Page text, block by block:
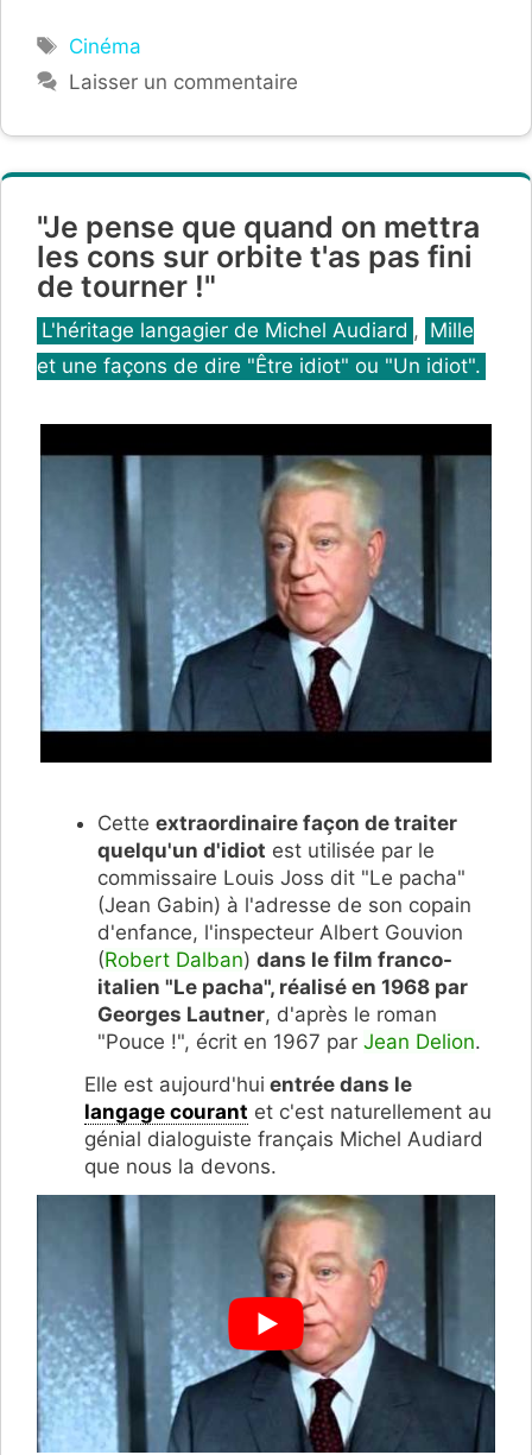
Étiquettes
Cinéma
Laisser un commentaire
"Je pense que quand on mettra
les cons sur orbite t'as pas fini
de tourner !"
Catégories
L'héritage langagier de Michel Audiard , Mille
et une façons de dire "Être idiot" ou "Un idiot".
Cette extraordinaire façon de traiter
quelqu'un d'idiot est utilisée par le
commissaire Louis Joss dit "Le pacha"
(Jean Gabin) à l'adresse de son copain
d'enfance, l'inspecteur Albert Gouvion
(Robert Dalban) dans le film franco-
italien "Le pacha", réalisé en 1968 par
Georges Lautner, d'après le roman
"Pouce !", écrit en 1967 par Jean Delion.
Elle est aujourd'hui entrée dans le
langage courant et c'est naturellement au
génial dialoguiste français Michel Audiard
que nous la devons.